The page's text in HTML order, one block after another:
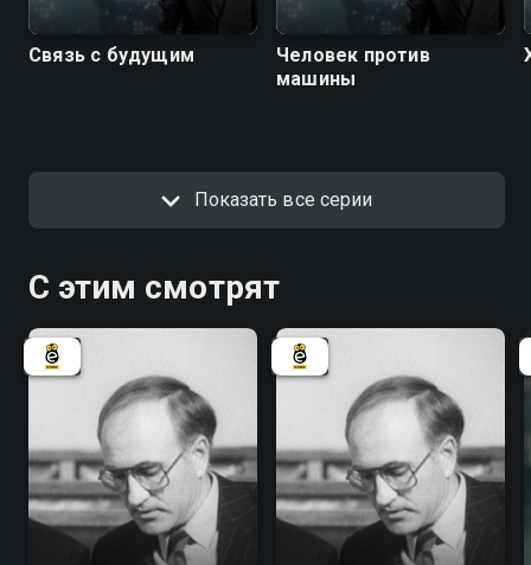
Связь с будущим
Человек против
машины
Показать все серии
С этим смотрят